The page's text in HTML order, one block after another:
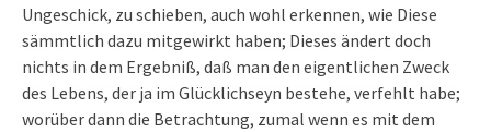
Ungeschick, zu schieben, auch wohl erkennen, wie Diese
sämmtlich dazu mitgewirkt haben; Dieses ändert doch
nichts in dem Ergebniß, daß man den eigentlichen Zweck
des Lebens, der ja im Glücklichseyn bestehe, verfehlt habe;
worüber dann die Betrachtung, zumal wenn es mit dem